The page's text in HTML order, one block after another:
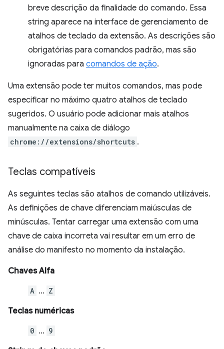
breve descrição da finalidade do comando. Essa
string aparece na interface de gerenciamento de
atalhos de teclado da extensão. As descrições são
obrigatórias para comandos padrão, mas são
ignoradas para comandos de ação.
Uma extensão pode ter muitos comandos, mas pode
especificar no máximo quatro atalhos de teclado
sugeridos. O usuário pode adicionar mais atalhos
manualmente na caixa de diálogo
chrome://extensions/shortcuts .
Teclas compatíveis
As seguintes teclas são atalhos de comando utilizáveis.
As definições de chave diferenciam maiúsculas de
minúsculas. Tentar carregar uma extensão com uma
chave de caixa incorreta vai resultar em um erro de
análise do manifesto no momento da instalação.
Chaves Alfa
A … Z
Teclas numéricas
0 … 9